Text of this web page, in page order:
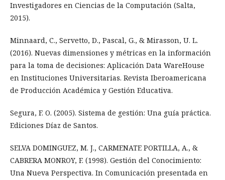
Investigadores en Ciencias de la Computación (Salta,
2015).
Minnaard, C., Servetto, D., Pascal, G., & Mirasson, U. L.
(2016). Nuevas dimensiones y métricas en la información
para la toma de decisiones: Aplicación Data WareHouse
en Instituciones Universitarias. Revista Iberoamericana
de Producción Académica y Gestión Educativa.
Segura, F. O. (2005). Sistema de gestión: Una guía práctica.
Ediciones Díaz de Santos.
SELVA DOMINGUEZ, M. J., CARMENATE PORTILLA, A., &
CABRERA MONROY, F. (1998). Gestión del Conocimiento:
Una Nueva Perspectiva. In Comunicación presentada en